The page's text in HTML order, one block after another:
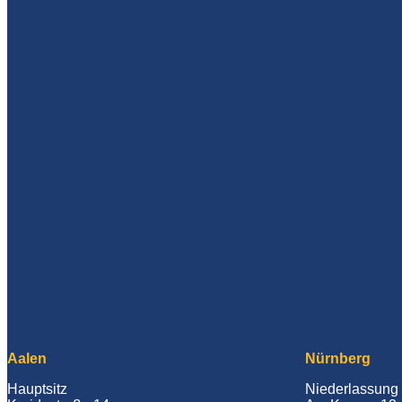
Aalen
Hauptsitz
Nürnberg
Niederlassung